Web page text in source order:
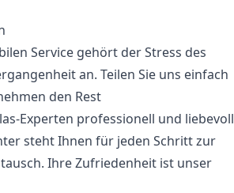
Service gehört der Stress des
an. Teilen Sie uns einfach
den Rest
Experten professionell und liebevoll
steht Ihnen für jeden Schritt zur
Ihre Zufriedenheit ist unser